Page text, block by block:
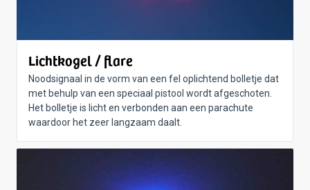
Lichtkogel / flare
Noodsignaal in de vorm van een fel oplichtend bolletje dat
met behulp van een speciaal pistool wordt afgeschoten.
Het bolletje is licht en verbonden aan een parachute
waardoor het zeer langzaam daalt.